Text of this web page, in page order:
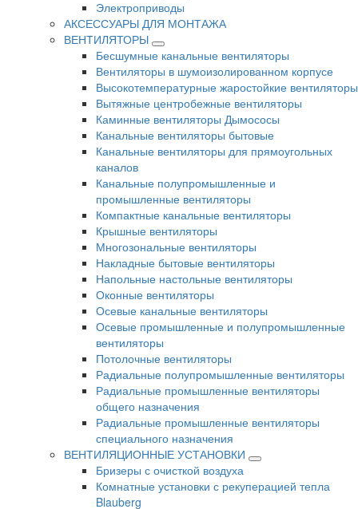
Электроприводы
АКСЕССУАРЫ ДЛЯ МОНТАЖА
ВЕНТИЛЯТОРЫ
Бесшумные канальные вентиляторы
Вентиляторы в шумоизолированном корпусе
Высокотемпературные жаростойкие вентиляторы
Вытяжные центробежные вентиляторы
Каминные вентиляторы Дымососы
Канальные вентиляторы бытовые
Канальные вентиляторы для прямоугольных
каналов
Канальные полупромышленные и
промышленные вентиляторы
Компактные канальные вентиляторы
Крышные вентиляторы
Многозональные вентиляторы
Накладные бытовые вентиляторы
Напольные настольные вентиляторы
Оконные вентиляторы
Осевые канальные вентиляторы
Осевые промышленные и полупромышленные
вентиляторы
Потолочные вентиляторы
Радиальные полупромышленные вентиляторы
Радиальные промышленные вентиляторы
общего назначения
Радиальные промышленные вентиляторы
специального назначения
ВЕНТИЛЯЦИОННЫЕ УСТАНОВКИ
Бризеры с очисткой воздуха
Комнатные установки с рекуперацией тепла
Blauberg